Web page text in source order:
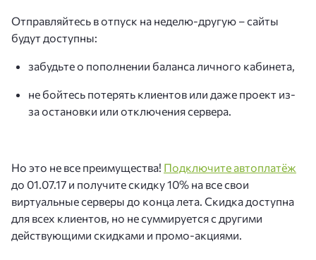
Отправляйтесь в отпуск на неделю-другую – сайты
будут доступны:
забудьте о пополнении баланса личного кабинета,
не бойтесь потерять клиентов или даже проект из-
за остановки или отключения сервера.
Но это не все преимущества! Подключите автоплатёж
до 01.07.17 и получите скидку 10% на все свои
виртуальные серверы до конца лета. Скидка доступна
для всех клиентов, но не суммируется с другими
действующими скидками и промо-акциями.